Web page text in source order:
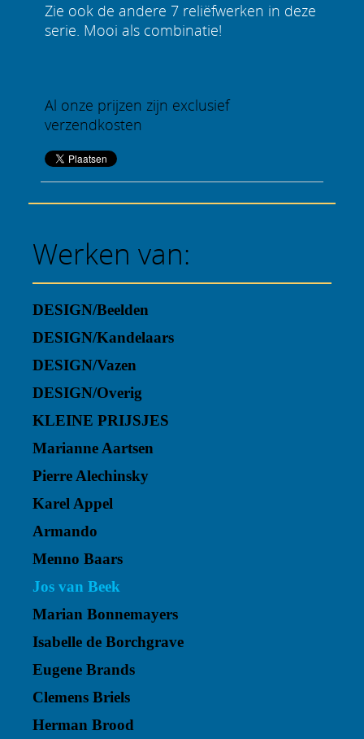
Zie ook de andere 7 reliëfwerken in deze
serie. Mooi als combinatie!
Al onze prijzen zijn exclusief
verzendkosten
Werken van:
DESIGN/Beelden
DESIGN/Kandelaars
DESIGN/Vazen
DESIGN/Overig
KLEINE PRIJSJES
Marianne Aartsen
Pierre Alechinsky
Karel Appel
Armando
Menno Baars
Jos van Beek
Marian Bonnemayers
Isabelle de Borchgrave
Eugene Brands
Clemens Briels
Herman Brood